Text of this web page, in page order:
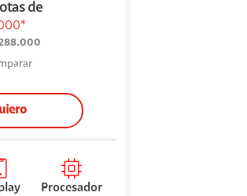
de
Procesador